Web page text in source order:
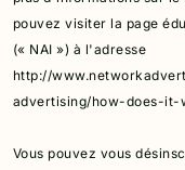
pouvez visiter la page
(« NAI ») à l'adresse
http://
advertising/how-does-it-
Vous pouvez vous